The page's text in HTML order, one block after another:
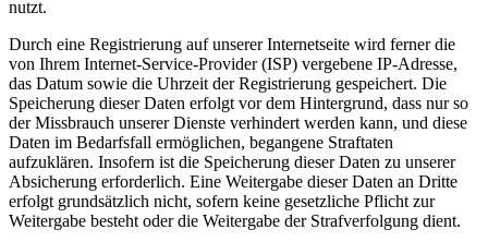
nutzt.
Durch eine Registrierung auf unserer Internetseite wird ferner die
von Ihrem Internet-Service-Provider (ISP) vergebene IP-Adresse,
das Datum sowie die Uhrzeit der Registrierung gespeichert. Die
Speicherung dieser Daten erfolgt vor dem Hintergrund, dass nur so
der Missbrauch unserer Dienste verhindert werden kann, und diese
Daten im Bedarfsfall ermöglichen, begangene Straftaten
aufzuklären. Insofern ist die Speicherung dieser Daten zu unserer
Absicherung erforderlich. Eine Weitergabe dieser Daten an Dritte
erfolgt grundsätzlich nicht, sofern keine gesetzliche Pflicht zur
Weitergabe besteht oder die Weitergabe der Strafverfolgung dient.